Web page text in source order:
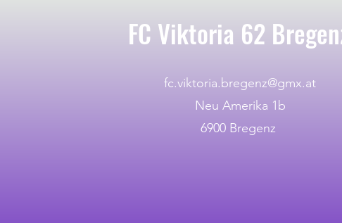
FC Viktoria 62
fc.viktoria.bregenz@gmx.at
Neu Amerika 1b
6900 Bregenz